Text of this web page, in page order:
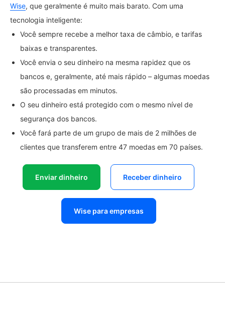
Wise, que geralmente é muito mais barato. Com uma
tecnologia inteligente:
Você sempre recebe a melhor taxa de câmbio, e tarifas
baixas e transparentes.
Você envia o seu dinheiro na mesma rapidez que os
bancos e, geralmente, até mais rápido – algumas moedas
são processadas em minutos.
O seu dinheiro está protegido com o mesmo nível de
segurança dos bancos.
Você fará parte de um grupo de mais de 2 milhões de
clientes que transferem entre 47 moedas em 70 países.
Enviar dinheiro Receber dinheiro
Wise para empresas